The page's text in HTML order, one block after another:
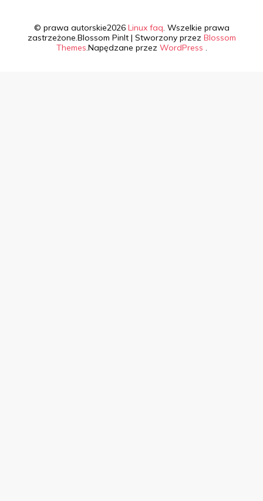
© prawa autorskie2026 Linux faq. Wszelkie prawa
zastrzeżone.Blossom PinIt | Stworzony przez Blossom
Themes.Napędzane przez WordPress .